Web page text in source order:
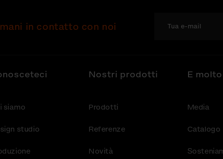
in contatto con noi
siamo
studio
Nostri prodotti
Prodotti
Referenze
Novità
E
Media
Catalogo